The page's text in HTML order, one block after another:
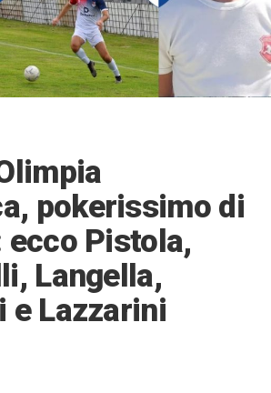
pokerissimo di
Pistola,
Langella,
e Lazzarini